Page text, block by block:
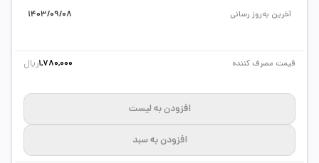
آخرین به‌روز رسانی
1403/09/08
قیمت مصرف کننده 1,780,000ریال
افزودن به لیست
افزودن به سبد